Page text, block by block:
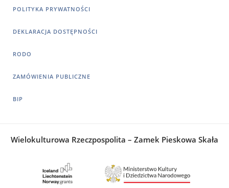
POLITYKA PRYWATNOŚCI
DEKLARACJA DOSTĘPNOŚCI
RODO
ZAMÓWIENIA PUBLICZNE
BIP
Wielokulturowa Rzeczpospolita – Zamek Pieskowa Skała